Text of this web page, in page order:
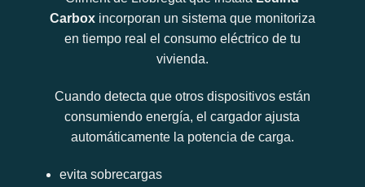
Carbox incorporan un sistema que monitoriza
en tiempo real el consumo eléctrico de tu
vivienda.
Cuando detecta que otros dispositivos están
consumiendo energía, el cargador ajusta
automáticamente la potencia de carga.
evita sobrecargas